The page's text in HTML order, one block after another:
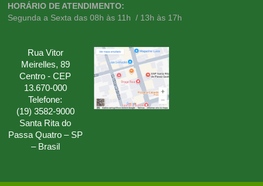
HORÁRIO DE ATENDIMENTO:
Segunda a Sexta das 08h às 11h / 13h às 17h
Rua Vitor
Meirelles, 89
Centro - CEP
13.670-000
Telefone:
(19) 3582-9000
Santa Rita do
Passa Quatro – SP
– Brasil